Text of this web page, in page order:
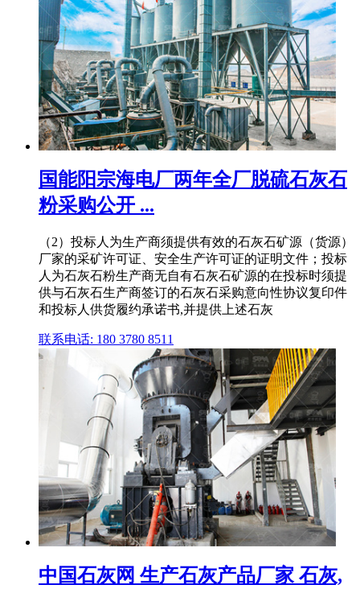
国能阳宗海电厂两年全厂脱硫石灰石
粉采购公开 ...
（2）投标人为生产商须提供有效的石灰石矿源（货源）
厂家的采矿许可证、安全生产许可证的证明文件；投标
人为石灰石粉生产商无自有石灰石矿源的在投标时须提
供与石灰石生产商签订的石灰石采购意向性协议复印件
和投标人供货履约承诺书,并提供上述石灰
联系电话: 180 3780 8511
中国石灰网 生产石灰产品厂家 石灰,